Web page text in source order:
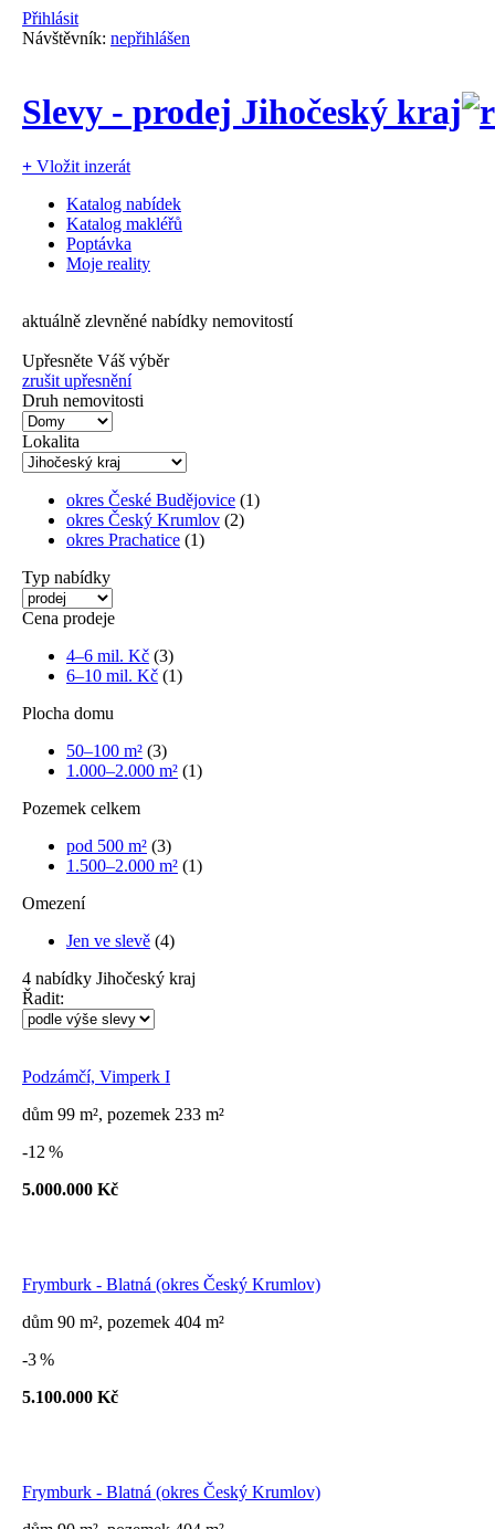
Přihlásit
Návštěvník: nepřihlášen
Slevy - prodej Jihočeský kraj
+ Vložit inzerát
Katalog nabídek
Katalog makléřů
Poptávka
Moje reality
aktuálně zlevněné nabídky nemovitostí
Upřesněte Váš výběr
zrušit upřesnění
Druh nemovitosti
Lokalita
okres České Budějovice (1)
okres Český Krumlov (2)
okres Prachatice (1)
Typ nabídky
Cena prodeje
4–6 mil. Kč (3)
6–10 mil. Kč (1)
Plocha domu
50–100 m² (3)
1.000–2.000 m² (1)
Pozemek celkem
pod 500 m² (3)
1.500–2.000 m² (1)
Omezení
Jen ve slevě (4)
4 nabídky Jihočeský kraj
Řadit:
Podzámčí, Vimperk I
dům 99 m², pozemek 233 m²
-12 %
5.000.000 Kč
Frymburk - Blatná (okres Český Krumlov)
dům 90 m², pozemek 404 m²
-3 %
5.100.000 Kč
Frymburk - Blatná (okres Český Krumlov)